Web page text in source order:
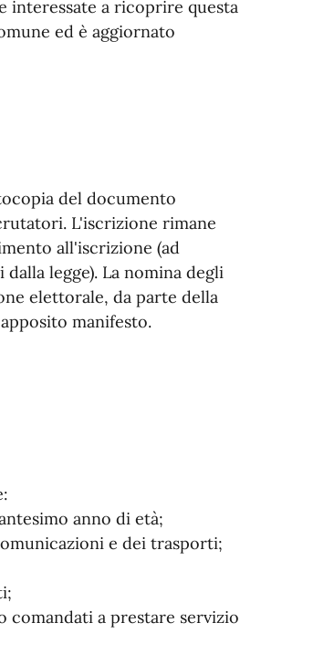
interessate a ricoprire questa
ed è aggiornato
del documento
L'iscrizione rimane
all'iscrizione (ad
legge). La nomina degli
elettorale, da parte della
manifesto.
anno di età;
e dei trasporti;
comandati a prestare servizio